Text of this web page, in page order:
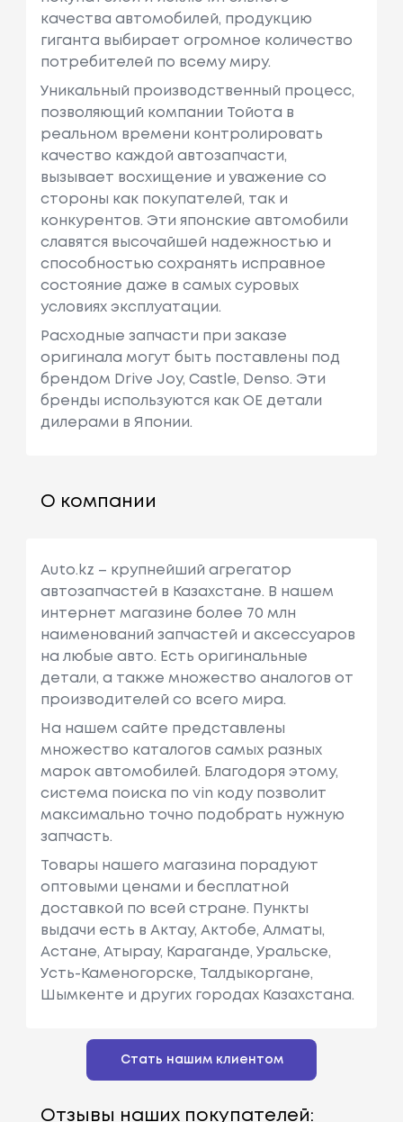
качества автомобилей, продукцию
гиганта выбирает огромное количество
потребителей по всему миру.
Уникальный производственный процесс,
позволяющий компании Тойота в
реальном времени контролировать
качество каждой автозапчасти,
вызывает восхищение и уважение со
стороны как покупателей, так и
конкурентов. Эти японские автомобили
славятся высочайшей надежностью и
способностью сохранять исправное
состояние даже в самых суровых
условиях эксплуатации.
Расходные запчасти при заказе
оригинала могут быть поставлены под
брендом Drive Joy, Castle, Denso. Эти
бренды используются как ОЕ детали
дилерами в Японии.
О компании
Auto.kz – крупнейший агрегатор
автозапчастей в Казахстане. В нашем
интернет магазине более 70 млн
наименований запчастей и аксессуаров
на любые авто. Есть оригинальные
детали, а также множество аналогов от
производителей со всего мира.
На нашем сайте представлены
множество каталогов самых разных
марок автомобилей. Благодоря этому,
система поиска по vin коду позволит
максимально точно подобрать нужную
запчасть.
Товары нашего магазина порадуют
оптовыми ценами и бесплатной
доставкой по всей стране. Пункты
выдачи есть в Актау, Актобе, Алматы,
Астане, Атырау, Караганде, Уральске,
Усть-Каменогорске, Талдыкоргане,
Шымкенте и других городах Казахстана.
Стать нашим клиентом
Отзывы наших покупателей: